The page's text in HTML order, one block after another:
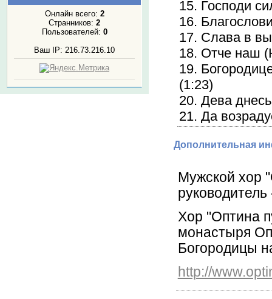
Онлайн всего: 2
Странников: 2
Пользователей: 0
Ваш IP: 216.73.216.10
15. Господи
16.
17. Слава в
18. Отче наш
19.
(1:23)
20. Дева
21. Да
Дополнительная
Мужской хор
Хор "Оптина
монастыря
Богородицы
http://